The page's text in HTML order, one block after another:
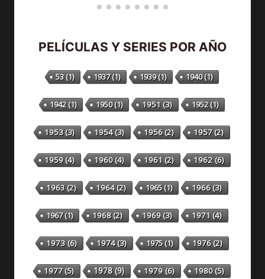
PELÍCULAS Y SERIES POR AÑO
53(1) 1937(1) 1939(1) 1940(1)
1942(1) 1950(1) 1951 (3) 1952(1)
1953(3) 1954(3) 1956(2) 1957(2)
1959(4) 1960(4) 1961 (2) 1962(6)
1963(2) 1964(2) 1965(1) 1966(3)
1967(1) 1968(2) 1969(3) 1971 (4)
1973(6) 1974(3) 1975(1) 1976(2)
1977(5) 1978(9) 1979(6) 1980(5)